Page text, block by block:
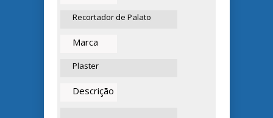
Recortador de Palato
Marca
Plaster
Descrição